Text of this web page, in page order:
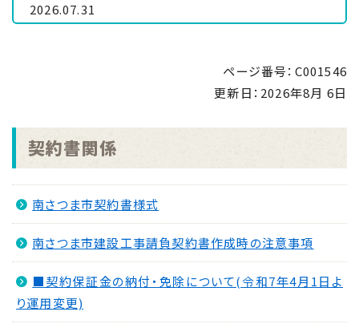
2026.07.31
■指名競争入札(閲覧図書) 8月21日入(開)札分
NEW
2026.07.31
札分
NEW
2026.07.30
求人情報誌（ハローワーク加世田より＿令和8年7月
2026.07.27
【入札結果】「情報セキュリティ外部監査業務委託」に
ページ番号：C001546
更新日： 2026年8月 6日
契約書関係
南さつま市契約書様式
南さつま市建設工事請負契約書作成時の注意事項
■契約保証金の納付・免除について(令和7年4月1日よ
り運用変更)